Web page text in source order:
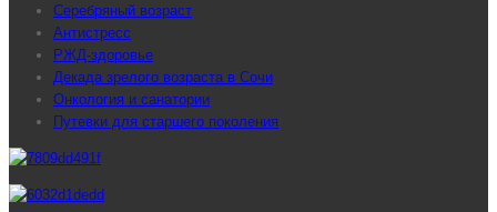
Серебряный возраст
Антистресс
РЖД-здоровье
Декада зрелого возраста в Сочи
Онкология и санатории
Путевки для старшего поколения